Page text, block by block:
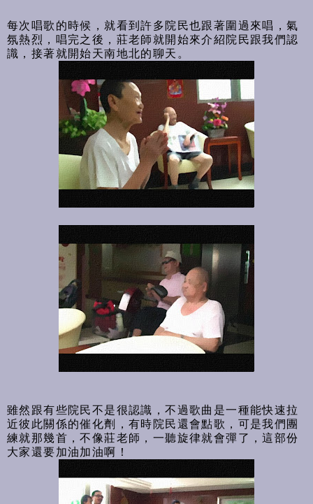
每次唱歌的時候，就看到許多院民也跟著圍過來唱，氣
氛熱烈，唱完之後，莊老師就開始來介紹院民跟我們認
識，接著就開始天南地北的聊天。
雖然跟有些院民不是很認識，不過歌曲是一種能快速拉
近彼此關係的催化劑，有時院民還會點歌，可是我們團
練就那幾首，不像莊老師，一聽旋律就會彈了，這部份
大家還要加油加油啊！